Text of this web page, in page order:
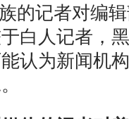
的记者对编
白人记者，
认为新闻机